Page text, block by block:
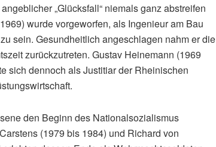
„Glücksfall“ niemals ganz abstreifen
wurde vorgeworfen, als Ingenieur am Bau
sein. Gesundheitlich angeschlagen nahm er die
zurückzutreten. Gustav Heinemann (1969
sich dennoch als Justitiar der Rheinischen
den Beginn des Nationalsozialismus
(1979 bis 1984) und Richard von